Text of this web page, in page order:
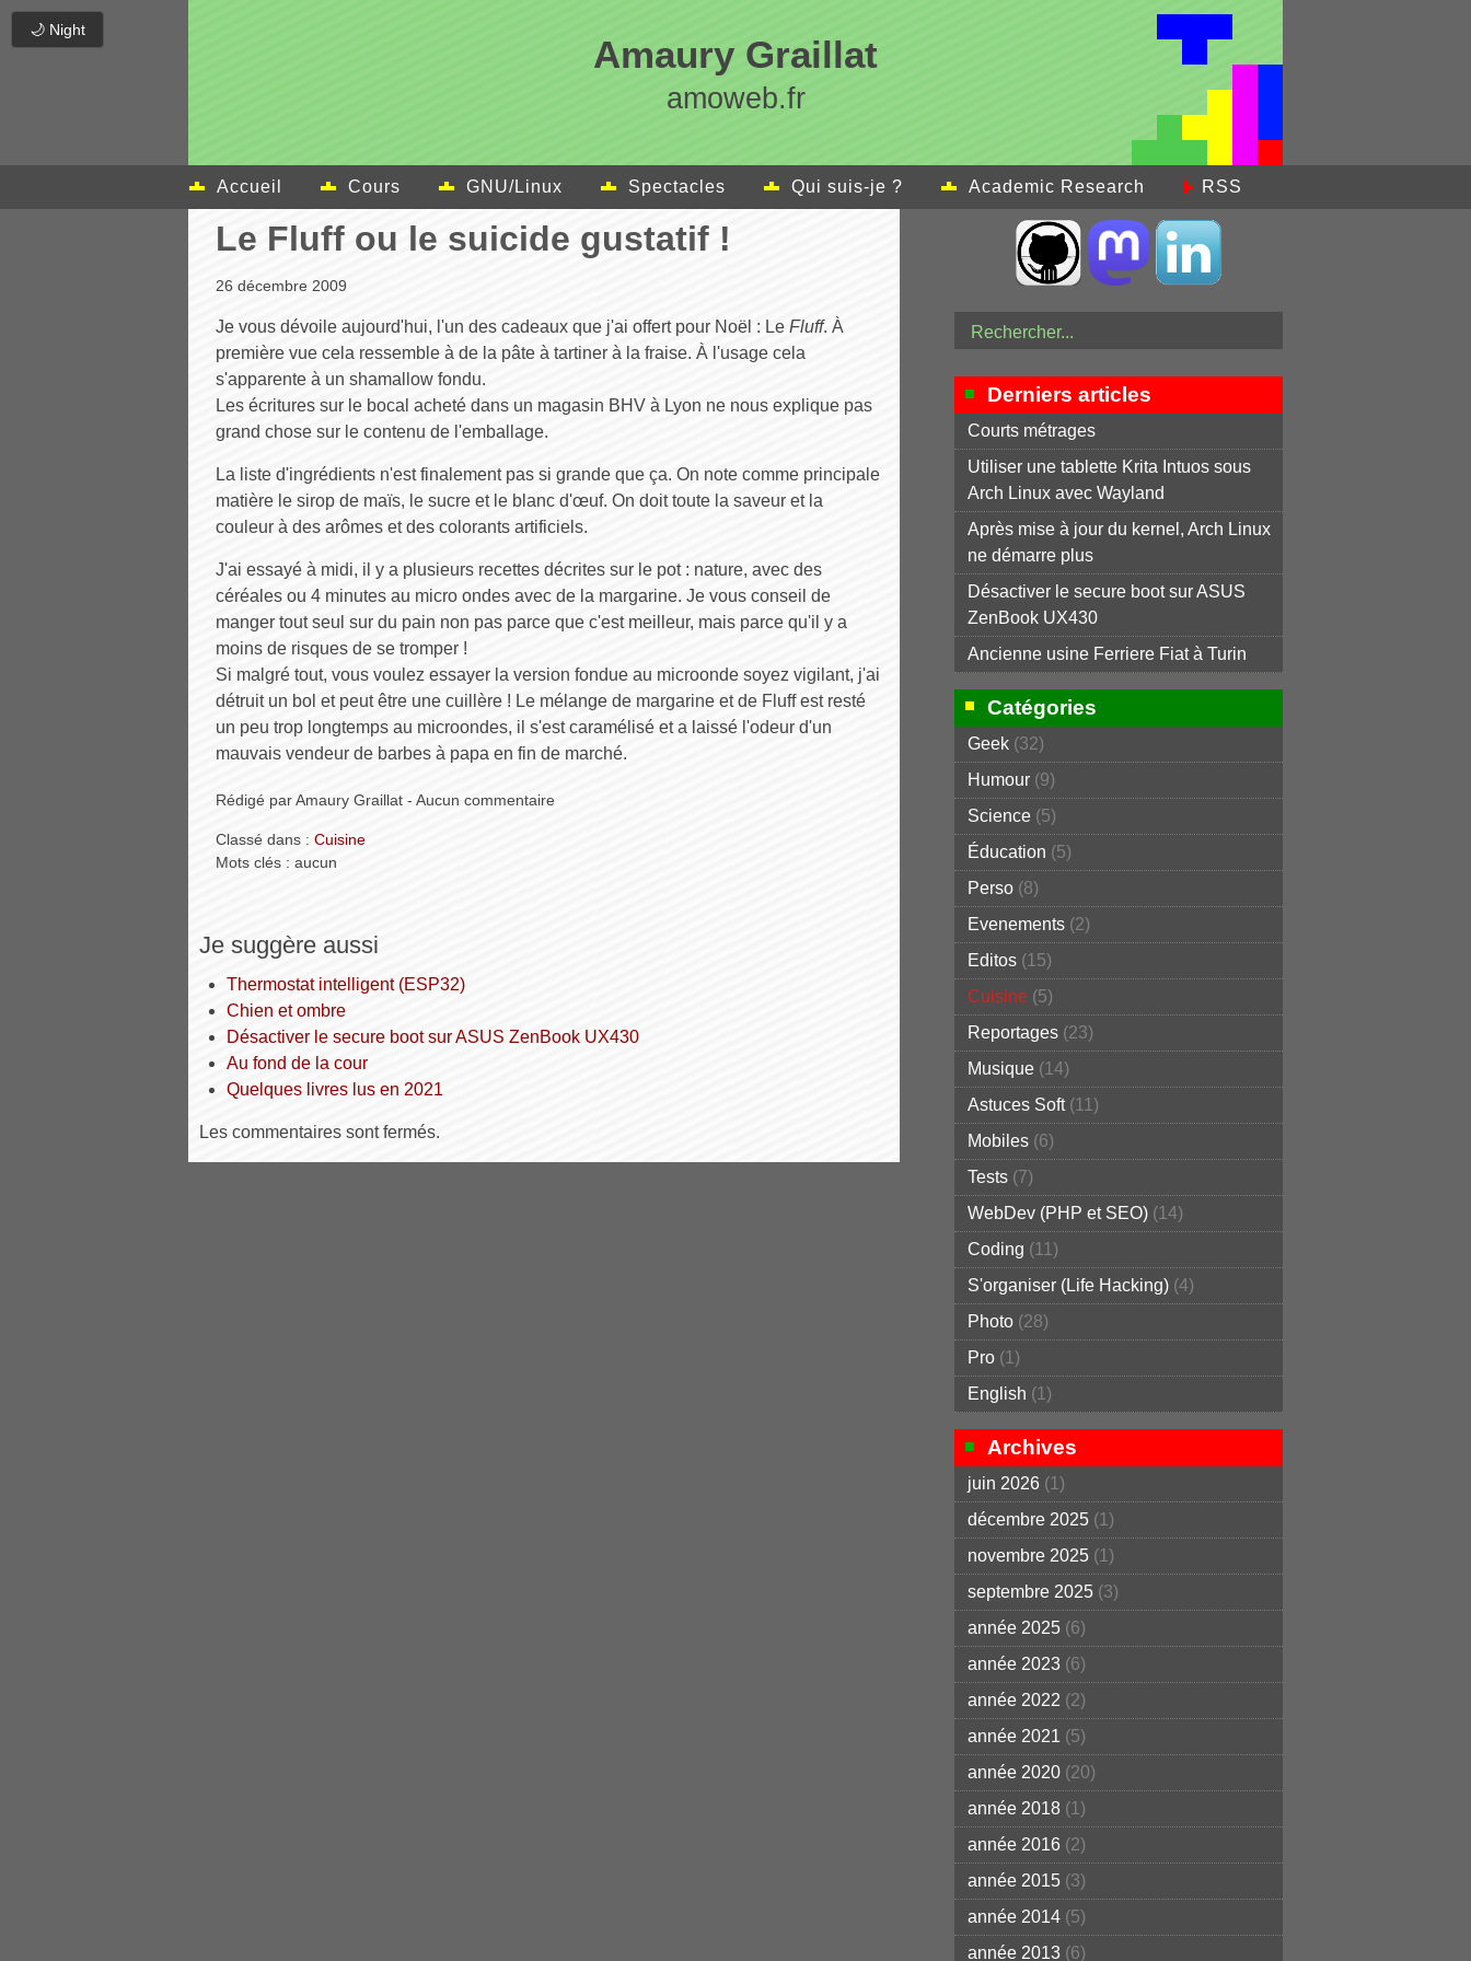
🌙 Night
Amaury Graillat
amoweb.fr
Accueil Cours GNU/Linux Spectacles Qui suis-je ? Academic Research RSS
Le Fluff ou le suicide gustatif !
26 décembre 2009
Je vous dévoile aujourd'hui, l'un des cadeaux que j'ai offert pour Noël : Le Fluff. À
première vue cela ressemble à de la pâte à tartiner à la fraise. À l'usage cela
s'apparente à un shamallow fondu.
Les écritures sur le bocal acheté dans un magasin BHV à Lyon ne nous explique pas
grand chose sur le contenu de l'emballage.
La liste d'ingrédients n'est finalement pas si grande que ça. On note comme principale
matière le sirop de maïs, le sucre et le blanc d'œuf. On doit toute la saveur et la
couleur à des arômes et des colorants artificiels.
J'ai essayé à midi, il y a plusieurs recettes décrites sur le pot : nature, avec des
céréales ou 4 minutes au micro ondes avec de la margarine. Je vous conseil de
manger tout seul sur du pain non pas parce que c'est meilleur, mais parce qu'il y a
moins de risques de se tromper !
Si malgré tout, vous voulez essayer la version fondue au microonde soyez vigilant, j'ai
détruit un bol et peut être une cuillère ! Le mélange de margarine et de Fluff est resté
un peu trop longtemps au microondes, il s'est caramélisé et a laissé l'odeur d'un
mauvais vendeur de barbes à papa en fin de marché.
Rédigé par Amaury Graillat - Aucun commentaire
Classé dans : Cuisine
Mots clés : aucun
Je suggère aussi
Thermostat intelligent (ESP32)
Chien et ombre
Désactiver le secure boot sur ASUS ZenBook UX430
Au fond de la cour
Quelques livres lus en 2021
Les commentaires sont fermés.
Derniers articles
Courts métrages
Utiliser une tablette Krita Intuos sous
Arch Linux avec Wayland
Après mise à jour du kernel, Arch Linux
ne démarre plus
Désactiver le secure boot sur ASUS
ZenBook UX430
Ancienne usine Ferriere Fiat à Turin
Catégories
Geek (32)
Humour (9)
Science (5)
Éducation (5)
Perso (8)
Evenements (2)
Editos (15)
Cuisine (5)
Reportages (23)
Musique (14)
Astuces Soft(11)
Mobiles (6)
Tests (7)
WebDev (PHP et SEO) (14)
Coding (11)
S'organiser (Life Hacking) (4)
Photo (28)
Pro (1)
English (1)
Archives
juin 2026 (1)
décembre 2025 (1)
novembre 2025 (1)
septembre 2025 (3)
année 2025 (6)
année 2023 (6)
année 2022 (2)
année 2021 (5)
année 2020 (20)
année 2018 (1)
année 2016 (2)
année 2015 (3)
année 2014 (5)
année 2013 (6)